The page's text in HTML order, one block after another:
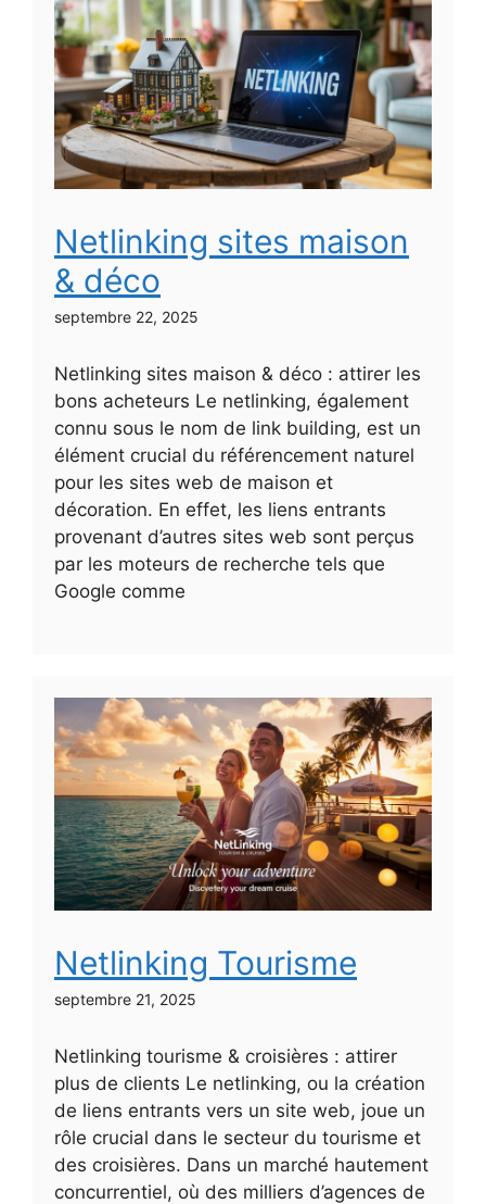
Netlinking sites maison
& déco
septembre 22, 2025
Netlinking sites maison & déco : attirer les
bons acheteurs Le netlinking, également
connu sous le nom de link building, est un
élément crucial du référencement naturel
pour les sites web de maison et
décoration. En effet, les liens entrants
provenant d’autres sites web sont perçus
par les moteurs de recherche tels que
Google comme
Netlinking Tourisme
septembre 21, 2025
Netlinking tourisme & croisières : attirer
plus de clients Le netlinking, ou la création
de liens entrants vers un site web, joue un
rôle crucial dans le secteur du tourisme et
des croisières. Dans un marché hautement
concurrentiel, où des milliers d’agences de